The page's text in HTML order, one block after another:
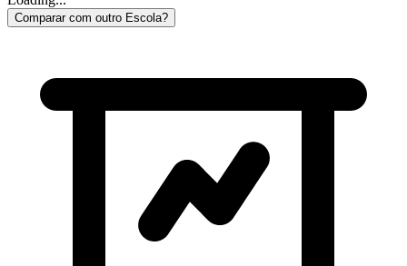
Comparar com outro Escola?